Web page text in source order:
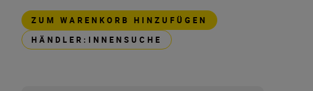
ZUM WARENKORB HINZUFÜGEN
HÄNDLER:INNENSUCHE